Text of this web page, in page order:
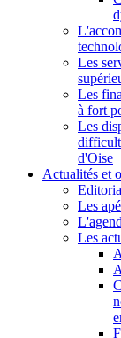
Les
Les
à fort
Les
d'Oise
Actualités et
Les
Les